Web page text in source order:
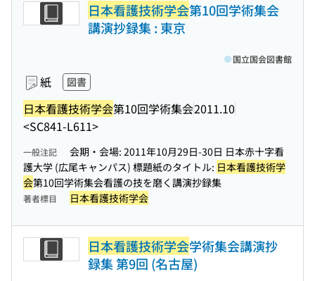
日本看護技術学会第10回学術集会
講演抄録集 : 東京
紙 図書
日本看護技術学会第10回学術集会2011.10
<SC841-L611>
国立国会図書館
一般注記
会期・会場: 2011年10月29日-30日 日本赤十字看
護大学 (広尾キャンパス) 標題紙のタイトル: 日本看護技術学
会第10回学術集会看護の技を磨く講演抄録集
著者標目 日本看護技術学会
日本看護技術学会学術集会講演抄
録集 第9回 (名古屋)